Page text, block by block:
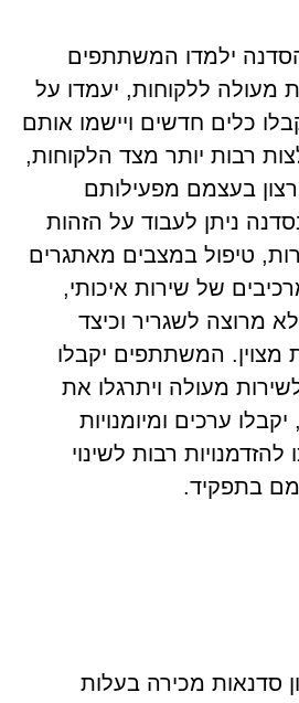
ילמדו המשתתפים
מעולה ללקוחות, יעמדו על
כלים חדשים ויישמו אותם
רבות יותר מצד הלקוחות,
רצון בעצמם מפעילותם
ניתן לעבוד על הזהות
טיפול במצבים מאתגרים
של שירות איכותי,
מרוצה לשגריר וכיצד
מצוין. המשתתפים יקבלו
מעולה ויתרגלו את
ערכים ומיומנויות
להזדמנויות רבות לשינוי
בתפקיד.
סדנאות מכירה בעלות